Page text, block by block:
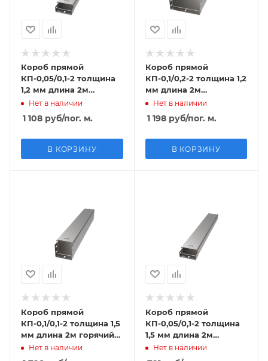
Короб прямой
КП-0,05/0,1-2 толщина
1,2 мм длина 2м
горячий цинк
Нет в наличии
1 108 руб/пог. м.
В КОРЗИНУ
Короб прямой
КП-0,1/0,2-2 толщина 1,2
мм длина 2м
оцинкованный
Нет в наличии
1 198руб/пог. м.
В КОРЗИНУ
Короб прямой
КП-0,1/0,1-2 толщина 1,5
мм длина 2м горячий
цинк
Нет в наличии
Короб прямой
КП-0,05/0,1-2 толщина
1,5 мм длина 2м
оцинкованный
Нет в наличии